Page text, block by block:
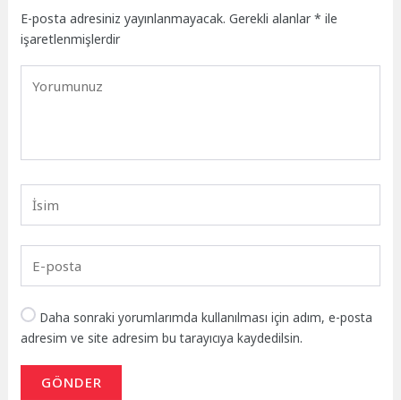
E-posta adresiniz yayınlanmayacak. Gerekli alanlar* ile
işaretlenmişlerdir
Daha sonraki yorumlarımda kullanılması için adım, e-posta
adresim ve site adresim bu tarayıcıya kaydedilsin.
GÖNDER